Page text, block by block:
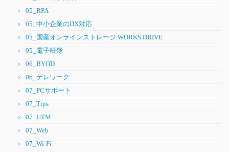
05_RPA
05_中小企業のDX対応
05_国産オンラインストレージ WORKS DRIVE
05_電子帳簿
06_BYOD
06_テレワーク
07_PCサポート
07_Tips
07_UTM
07_Web
07_Wi-Fi